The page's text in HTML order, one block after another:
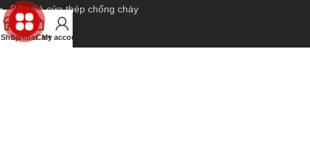
Báo giá cửa thép chống cháy
ShopSidebarCart
My account